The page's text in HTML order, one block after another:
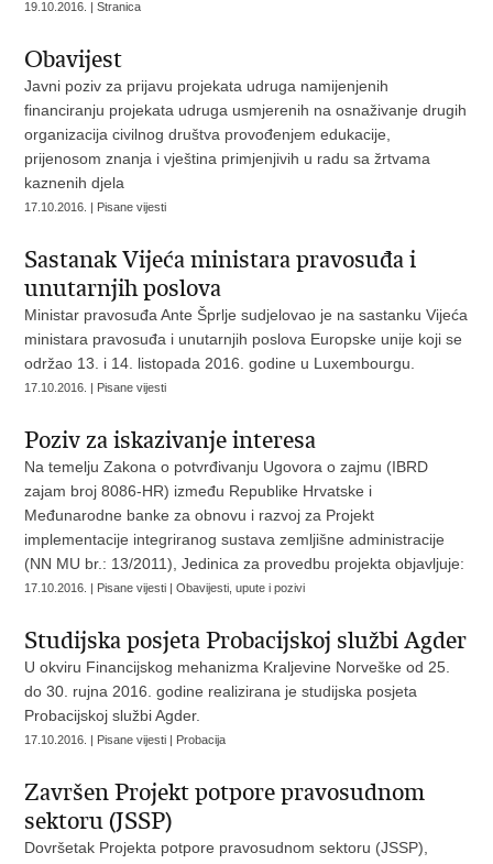
19.10.2016. | Stranica
Obavijest
Javni poziv za prijavu projekata udruga namijenjenih
financiranju projekata udruga usmjerenih na osnaživanje drugih
organizacija civilnog društva provođenjem edukacije,
prijenosom znanja i vještina primjenjivih u radu sa žrtvama
kaznenih djela
17.10.2016. | Pisane vijesti
Sastanak Vijeća ministara pravosuđa i
unutarnjih poslova
Ministar pravosuđa Ante Šprlje sudjelovao je na sastanku Vijeća
ministara pravosuđa i unutarnjih poslova Europske unije koji se
održao 13. i 14. listopada 2016. godine u Luxembourgu.
17.10.2016. | Pisane vijesti
Poziv za iskazivanje interesa
Na temelju Zakona o potvrđivanju Ugovora o zajmu (IBRD
zajam broj 8086-HR) između Republike Hrvatske i
Međunarodne banke za obnovu i razvoj za Projekt
implementacije integriranog sustava zemljišne administracije
(NN MU br.: 13/2011), Jedinica za provedbu projekta objavljuje:
17.10.2016. | Pisane vijesti | Obavijesti, upute i pozivi
Studijska posjeta Probacijskoj službi Agder
U okviru Financijskog mehanizma Kraljevine Norveške od 25.
do 30. rujna 2016. godine realizirana je studijska posjeta
Probacijskoj službi Agder.
17.10.2016. | Pisane vijesti | Probacija
Završen Projekt potpore pravosudnom
sektoru (JSSP)
Dovršetak Projekta potpore pravosudnom sektoru (JSSP),